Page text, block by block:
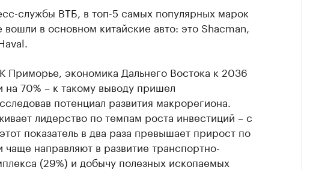
службы ВТБ, в топ-5 самых популярных марок
в основном китайские авто: это Shacman,
Приморье, экономика Дальнего Востока к 2036
на 70% – к такому выводу пришел
потенциал развития макрорегиона.
лидерство по темпам роста инвестиций – с
показатель в два раза превышает прирост по
направляют в развитие транспортно-
(29%) и добычу полезных ископаемых